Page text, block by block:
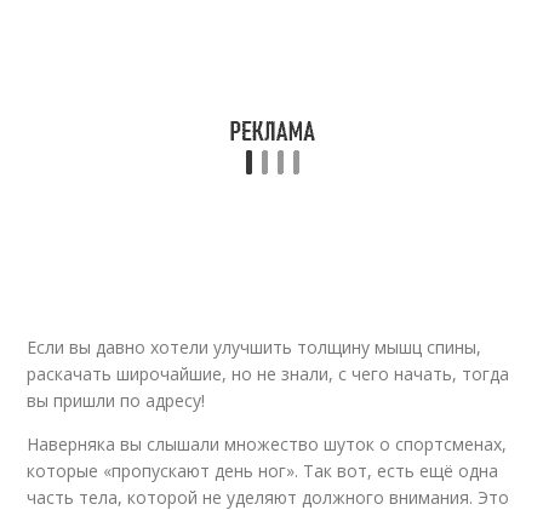
Если вы давно хотели улучшить толщину мышц спины,
раскачать широчайшие, но не знали, с чего начать, тогда
вы пришли по адресу!
Наверняка вы слышали множество шуток о спортсменах,
которые «пропускают день ног». Так вот, есть ещё одна
часть тела, которой не уделяют должного внимания. Это